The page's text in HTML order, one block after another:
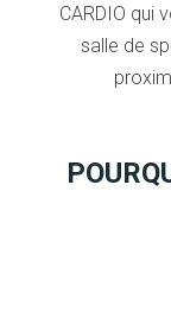
CARDIO qui
salle de